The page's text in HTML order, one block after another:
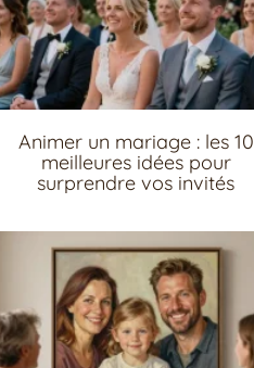
Animer un mariage : les 10
meilleures idées pour
surprendre vos invités